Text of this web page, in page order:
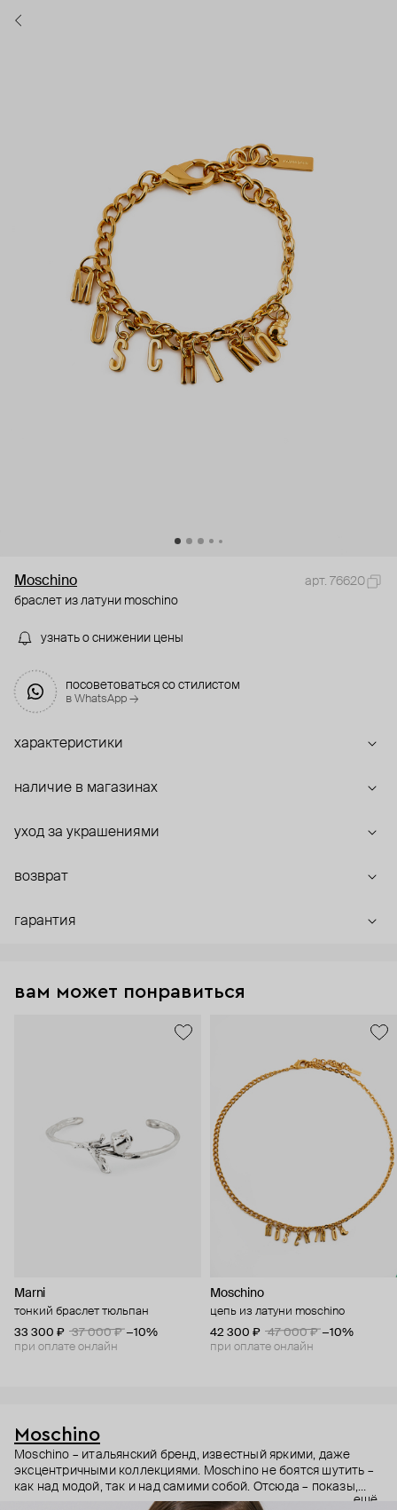
Moschino
арт. 76620
браслет из латуни moschino
узнать о снижении цены
посоветоваться со стилистом
в WhatsApp →
характеристики
наличие в магазинах
уход за украшениями
возврат
гарантия
вам может понравиться
Marni
тонкий браслет тюльпан
33 300 ₽
37 000 ₽ −10%
при оплате онлайн
Moschino
цепь из латуни moschino
42 300 ₽
47 000 ₽ −10%
при оплате онлайн
Moschino
Moschino – итальянский бренд, известный яркими, даже
эксцентричными коллекциями. Moschino не боятся шутить –
как над модой, так и над самими собой. Отсюда – показы,
мгновенно становящиеся главными событиями, вирусныеещё